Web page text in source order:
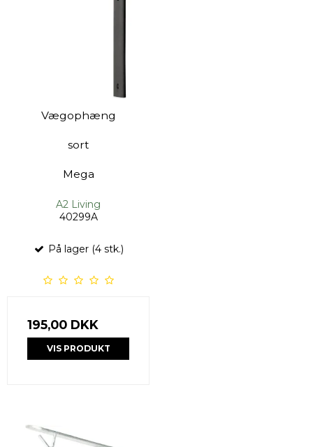
Vægophæng
sort
Mega
A2 Living
40299A
På lager (4 stk.)
195,00 DKK
VIS PRODUKT